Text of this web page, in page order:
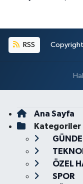
RSS Copyright
Ana Sayfa
Kategoriler
ÖZEL
SPOR